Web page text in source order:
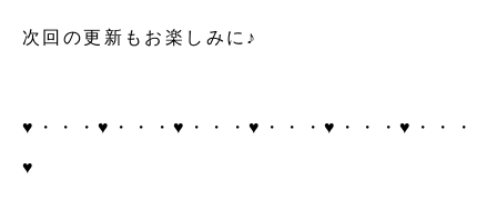
次回の更新もお楽しみに♪
♥・・・♥・・・♥・・・♥・・・♥・・・♥・・・
♥